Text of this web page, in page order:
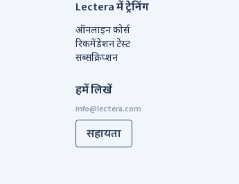
Lectera में ट्रेनिंग
ऑनलाइन कोर्स
रिकमेंडेशन टेस्ट
सब्सक्रिप्शन
हमें लिखें
सहायता